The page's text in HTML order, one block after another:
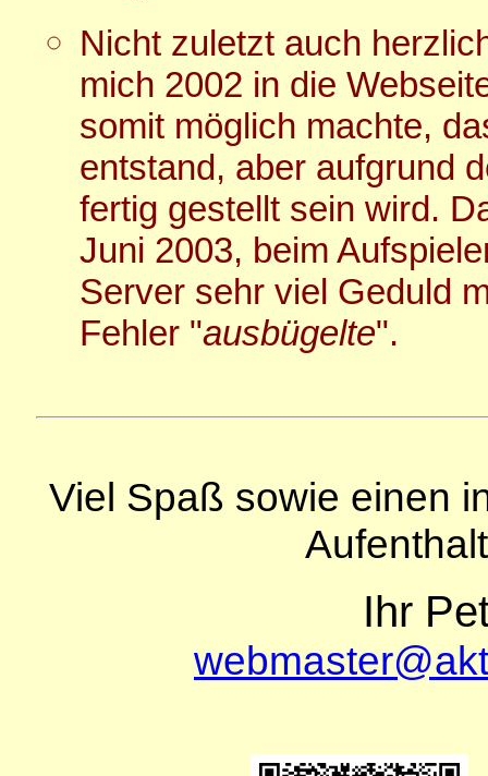
Nicht zuletzt auch
mich 2002 in die
somit möglich machte,
entstand, aber aufgrund
fertig gestellt sein wird.
Juni 2003, beim
Server sehr viel Geduld
Fehler "ausbügelte".
Viel Spaß sowie einen
Ihr